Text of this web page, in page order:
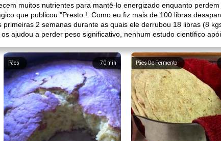
muitos nutrientes para mantê-lo energizado enquanto
que publicou "Presto !: Como eu fiz mais de 100 libras
2 semanas durante as quais ele derrubou 18 libras (8
ajudou a perder peso significativo, nenhum estudo científico
70 min
Pães Pães De Fermento